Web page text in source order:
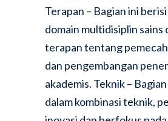
Terapan – Bagian ini
domain multidisiplin sains
terapan tentang
dan pengembangan
akademis. Teknik –
dalam kombinasi teknik,